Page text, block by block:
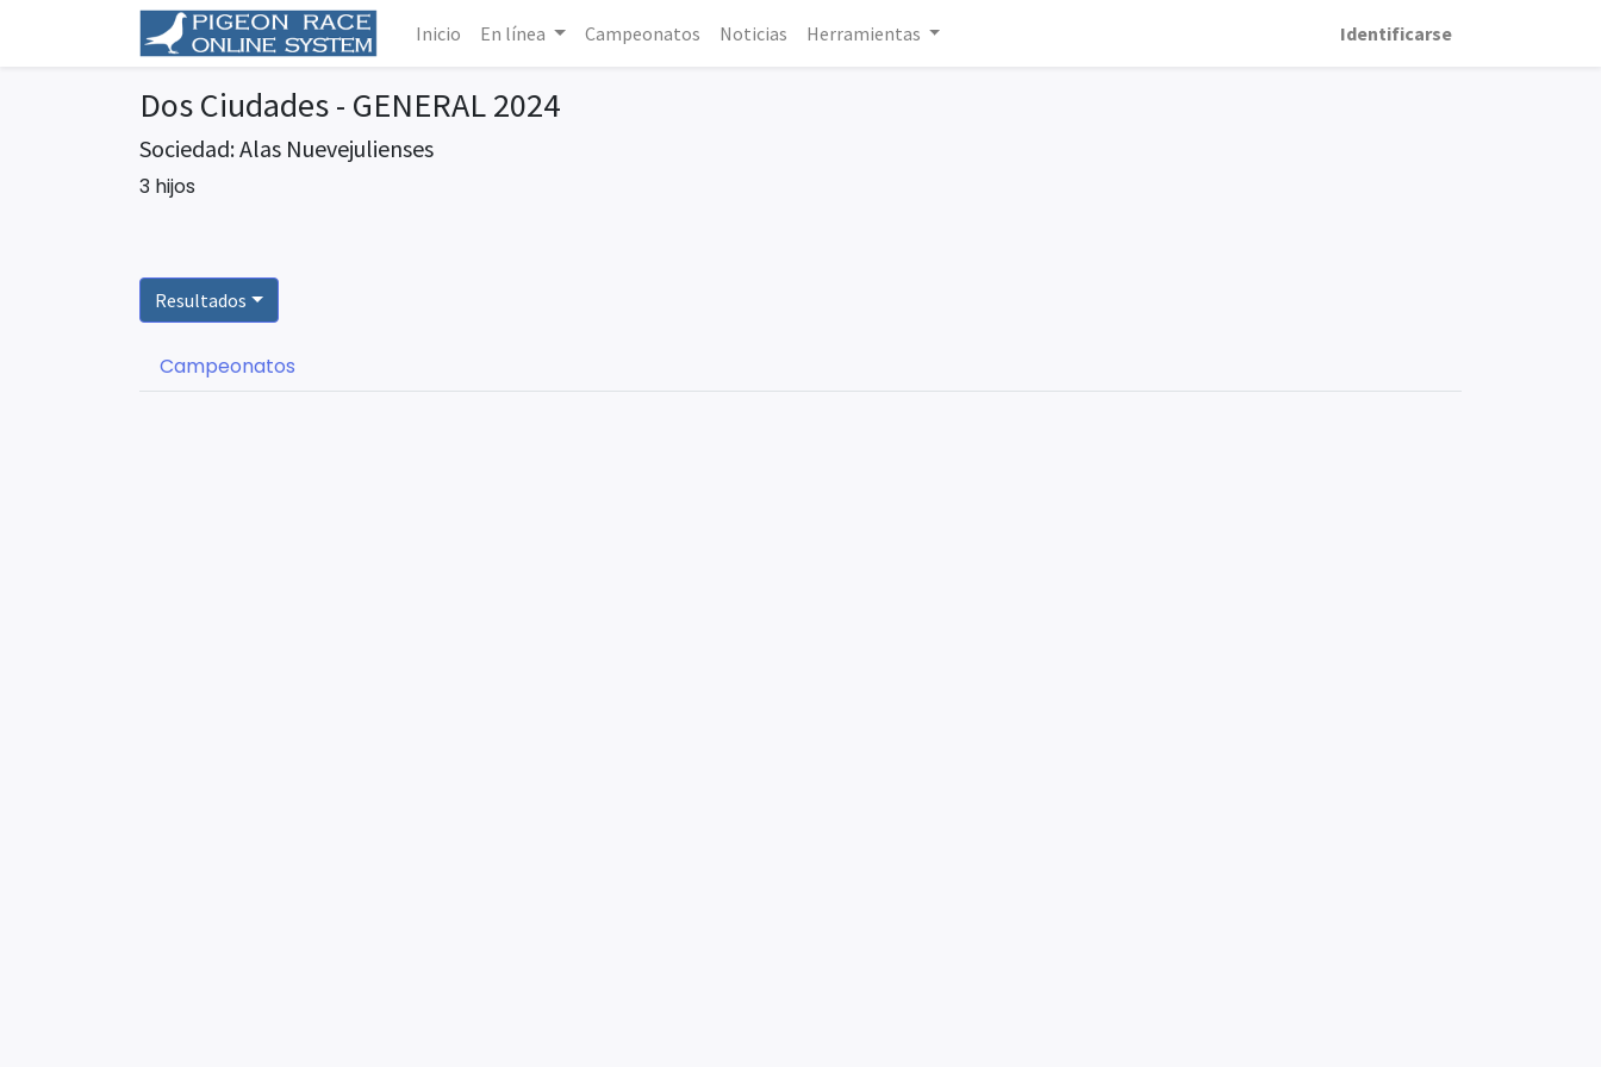
Inicio En línea Campeonatos Noticias Herramientas Identificarse
Dos Ciudades - GENERAL 2024
Sociedad: Alas Nuevejulienses
3 hijos
Resultados
Campeonatos